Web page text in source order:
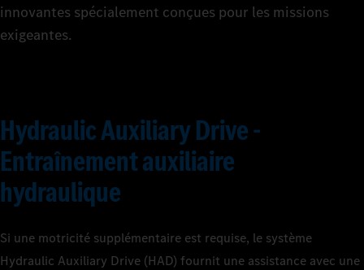
innovantes spécialement conçues pour les missions
exigeantes.
Hydraulic Auxiliary Drive -
Entraînement auxiliaire
hydraulique
Si une motricité supplémentaire est requise, le système
Hydraulic Auxiliary Drive (HAD) fournit une assistance avec une